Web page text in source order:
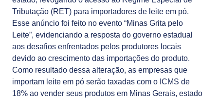
Tributação (RET) para importadores de leite em pó.
Esse anúncio foi feito no evento “Minas Grita pelo
Leite”, evidenciando a resposta do governo estadual
aos desafios enfrentados pelos produtores locais
devido ao crescimento das importações do produto.
Como resultado dessa alteração, as empresas que
importam leite em pó serão taxadas com o ICMS de
18% ao vender seus produtos em Minas Gerais, estado